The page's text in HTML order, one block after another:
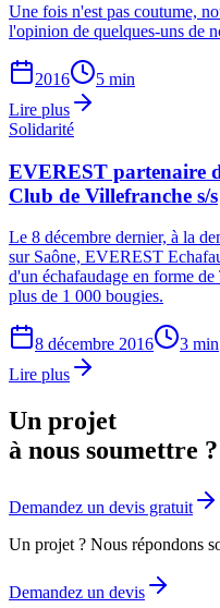
Une fois n'est pas coutume,
l'opinion de quelques-uns de
2016
5 min
Lire plus
Solidarité
EVEREST partenaire
Club de Villefranche s/s
Le 8 décembre dernier, à la
sur Saône, EVEREST
d'un échafaudage en forme
plus de 1 000 bougies.
8 décembre 2016
3 min
Lire plus
Un projet
à nous soumettre ?
Demandez un devis gratuit
Un projet ? Nous répondons
Demandez un devis